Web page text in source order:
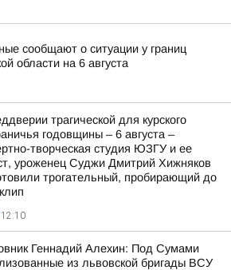
сообщают о ситуации у границ
области на 6 августа
трагической для курского
годовщины – 6 августа –
творческая студия ЮЗГУ и ее
уроженец Суджи Дмитрий Хижняков
трогательный, пробирающий до
12:10
Геннадий Алехин: Под Сумами
из львовской бригады ВСУ